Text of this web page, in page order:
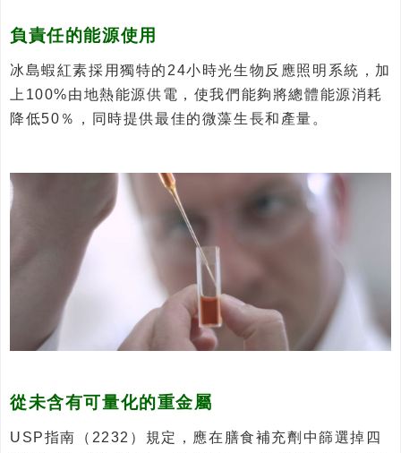
負責任的能源使用
冰島蝦紅素採用獨特的24小時光生物反應照明系統，加
上100%由地熱能源供電，使我們能夠將總體能源消耗
降低50％，同時提供最佳的微藻生長和產量。
從未含有可量化的重金屬
USP指南（2232）規定，應在膳食補充劑中篩選掉四